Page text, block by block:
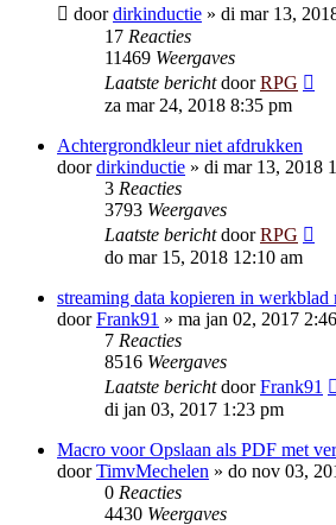
doordirkinductie » di mar 13,
17 Reacties
11469 Weergaves
Laatste berichtdoorRPG
za mar 24, 2018 8:35 pm
Achtergrondkleur niet afdrukken
doordirkinductie » di mar 13, 2018
3 Reacties
3793 Weergaves
Laatste berichtdoorRPG
do mar 15, 2018 12:10 am
streaming data kopieren in werkblad
doorFrank91 » ma jan 02, 2017
7 Reacties
8516 Weergaves
Laatste berichtdoorFrank91
di jan 03, 2017 1:23 pm
Macro voor Opslaan als PDF met
doorTimvMechelen » do nov 03,
0 Reacties
4430 Weergaves